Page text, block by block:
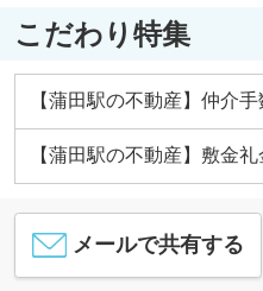
こだわり特集
【蒲田駅の不動産】仲介
【蒲田駅の不動産】敷金
メールで共有する